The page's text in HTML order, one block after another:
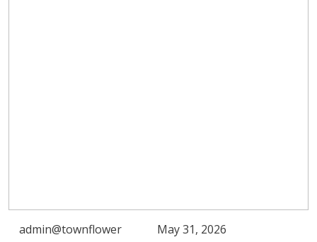
admin@townflower
May 31, 2026